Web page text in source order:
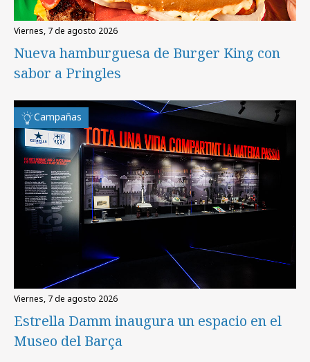
viernes, 7 de agosto 2026
Nueva hamburguesa de Burger King con
sabor a Pringles
Campañas
viernes, 7 de agosto 2026
Estrella Damm inaugura un espacio en el
Museo del Barça